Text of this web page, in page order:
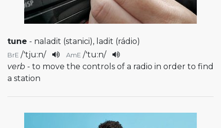
tune - naladit (stanici), ladit (rádio)
BrE /'tju:n/ AmE /'tu:n/
verb - to move the controls of a radio in order to find
a station